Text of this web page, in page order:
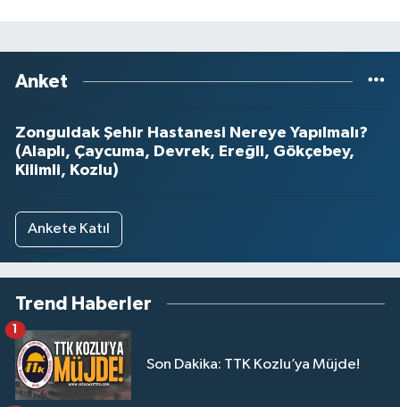
Anket
Zonguldak Şehir Hastanesi Nereye Yapılmalı?
(Alaplı, Çaycuma, Devrek, Ereğli, Gökçebey,
Kilimli, Kozlu)
Ankete Katıl
Trend Haberler
Son Dakika: TTK Kozlu’ya Müjde!
1